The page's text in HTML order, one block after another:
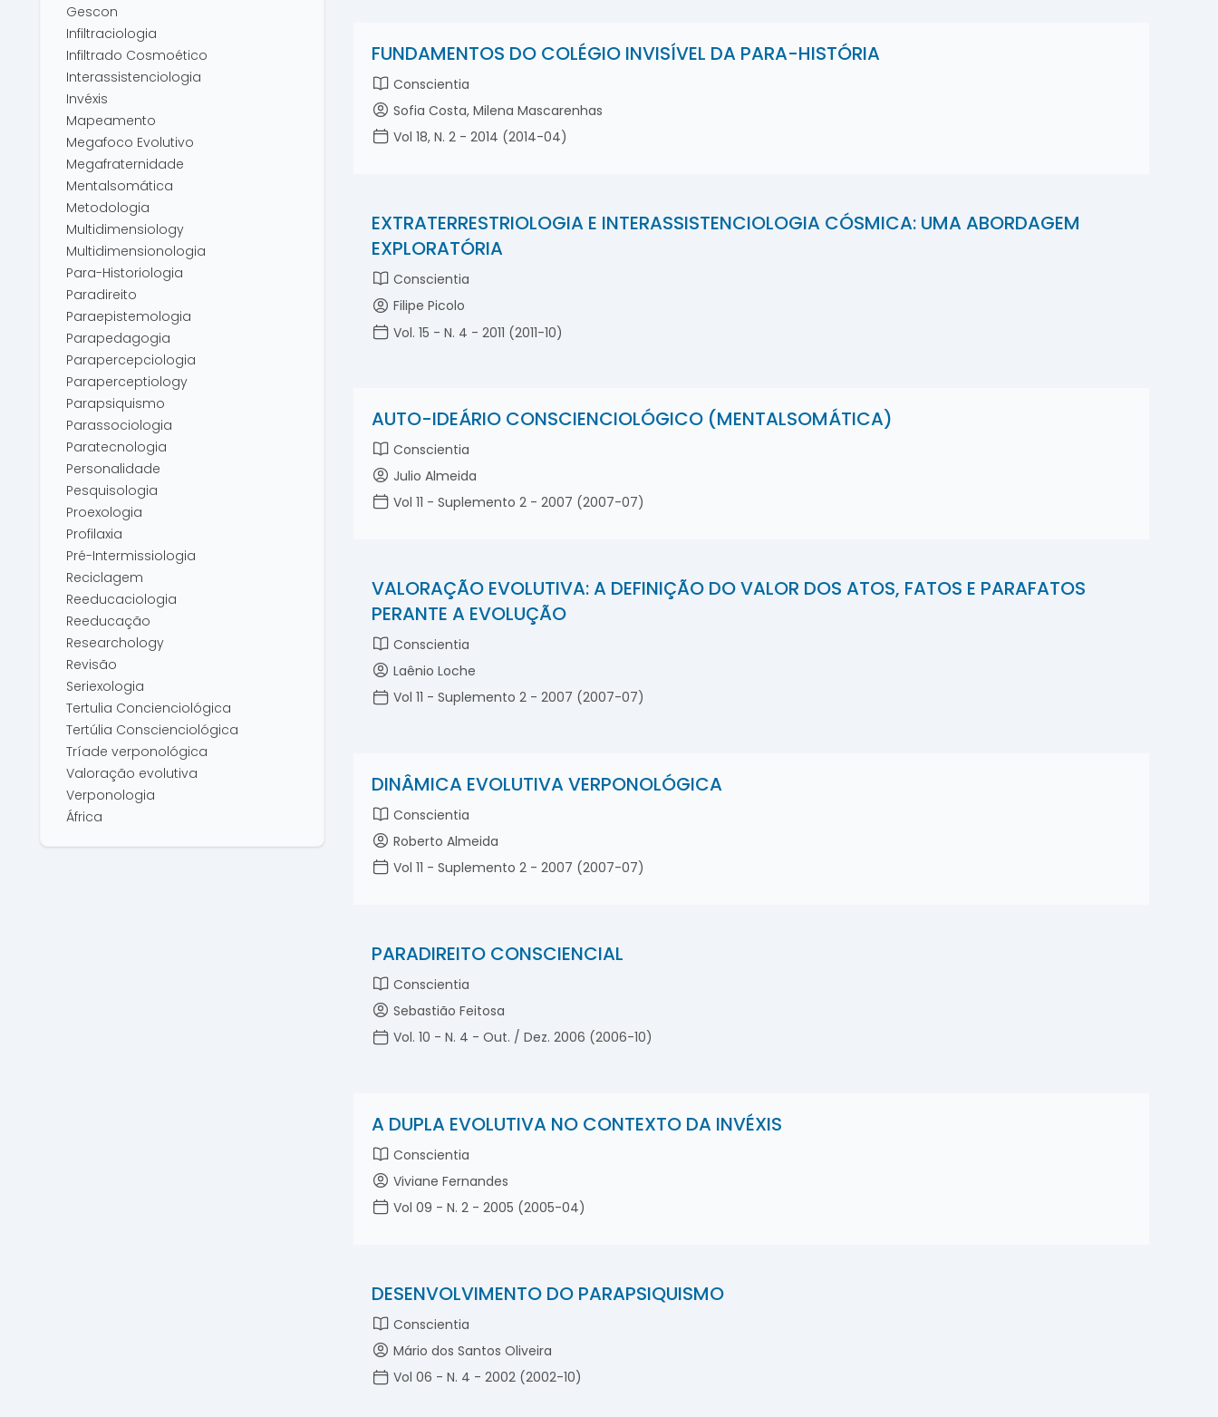
Gescon
Infiltraciologia
Infiltrado Cosmoético
Interassistenciologia
Invéxis
Mapeamento
Megafoco Evolutivo
Megafraternidade
Mentalsomática
Metodologia
Multidimensiology
Multidimensionologia
Para-Historiologia
Paradireito
Paraepistemologia
Parapedagogia
Parapercepciologia
Paraperceptiology
Parapsiquismo
Parassociologia
Paratecnologia
Personalidade
Pesquisologia
Proexologia
Profilaxia
Pré-Intermissiologia
Reciclagem
Reeducaciologia
Reeducação
Researchology
Revisão
Seriexologia
Tertulia Concienciológica
Tertúlia Conscienciológica
Tríade verponológica
Valoração evolutiva
Verponologia
África
FUNDAMENTOS DO COLÉGIO INVISÍVEL DA PARA-HISTÓRIA
Conscientia
Sofia Costa, Milena Mascarenhas
Vol 18, N. 2 - 2014 (2014-04)
EXTRATERRESTRIOLOGIA E INTERASSISTENCIOLOGIA CÓSMICA: UMA ABORDAGEM
EXPLORATÓRIA
Conscientia
Filipe Picolo
Vol. 15 - N. 4 - 2011 (2011-10)
AUTO-IDEÁRIO CONSCIENCIOLÓGICO (MENTALSOMÁTICA)
Conscientia
Julio Almeida
Vol 11 - Suplemento 2 - 2007 (2007-07)
VALORAÇÃO EVOLUTIVA: A DEFINIÇÃO DO VALOR DOS ATOS, FATOS E PARAFATOS
PERANTE A EVOLUÇÃO
Conscientia
Laênio Loche
Vol 11 - Suplemento 2 - 2007 (2007-07)
DINÂMICA EVOLUTIVA VERPONOLÓGICA
Conscientia
Roberto Almeida
Vol 11 - Suplemento 2 - 2007 (2007-07)
PARADIREITO CONSCIENCIAL
Conscientia
Sebastião Feitosa
Vol. 10 - N. 4 - Out. / Dez. 2006 (2006-10)
A DUPLA EVOLUTIVA NO CONTEXTO DA INVÉXIS
Conscientia
Viviane Fernandes
Vol 09 - N. 2 - 2005 (2005-04)
DESENVOLVIMENTO DO PARAPSIQUISMO
Conscientia
Mário dos Santos Oliveira
Vol 06 - N. 4 - 2002 (2002-10)